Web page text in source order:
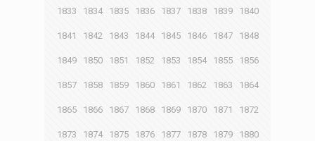
1833 1834 1835 1836 1837 1838 1839 1840
1841 1842 1843 1844 1845 1846 1847 1848
1849 1850 1851 1852 1853 1854 1855 1856
1857 1858 1859 1860 1861 1862 1863 1864
1865 1866 1867 1868 1869 1870 1871 1872
1873 1874 1875 1876 1877 1878 1879 1880